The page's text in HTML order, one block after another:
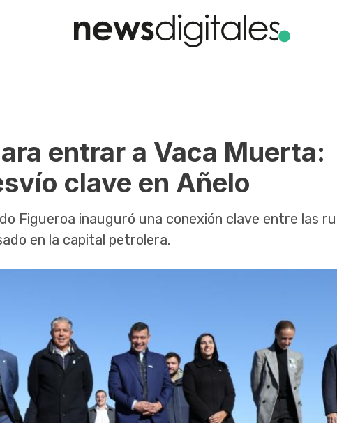
entrar a Vaca Muerta:
clave en Añelo
Figueroa inauguró una conexión clave entre las
en la capital petrolera.